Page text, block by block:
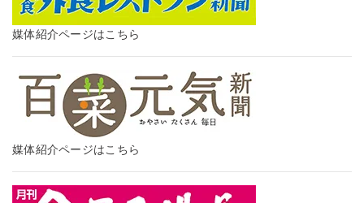
媒体紹介ページはこちら
媒体紹介ページはこちら